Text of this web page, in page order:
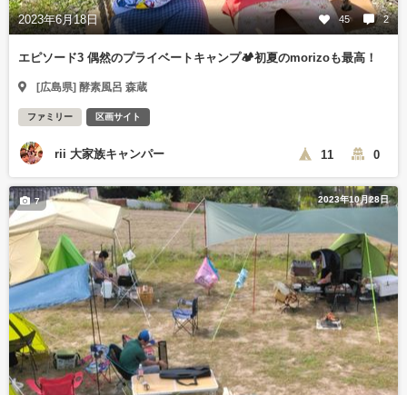
2023年6月18日 45 2
エピソード3 偶然のプライベートキャンプ🏕初夏のmorizoも最高！
[広島県] 酵素風呂 森蔵
ファミリー 区画サイト
rii 大家族キャンパー 11 0
2023年10月28日
7